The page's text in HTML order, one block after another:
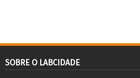
SOBRE O LABCIDADE